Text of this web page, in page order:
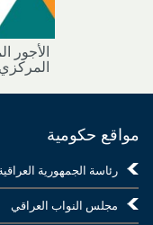
الأجور
مواقع حكومية
رئاسة الجمهورية
مجلس النواب العراقي